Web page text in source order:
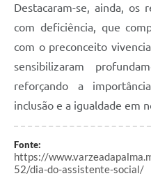
Destacaram-se, ainda, os
com deficiência, que
com o preconceito
sensibilizaram
reforçando a
inclusão e a igualdade em
Fonte:
https://
52/dia-do-assistente-social/